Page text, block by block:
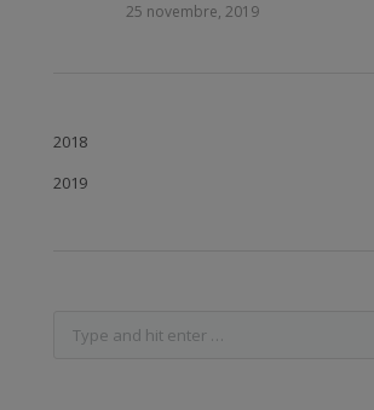
25 novembre, 2019
2018
2019